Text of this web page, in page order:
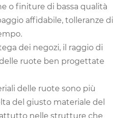
o finiture di bassa qualità
affidabile, tolleranze di
dei negozi, il raggio di
ruote ben progettate
delle ruote sono più
del giusto materiale del
nelle strutture che